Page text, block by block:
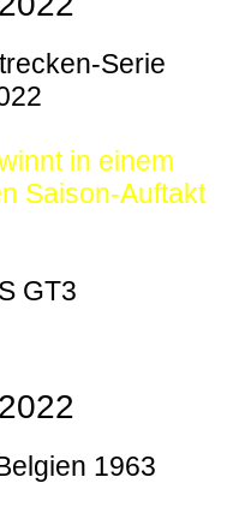
Serie
in einem
Saison-Auftakt
GT3
1963